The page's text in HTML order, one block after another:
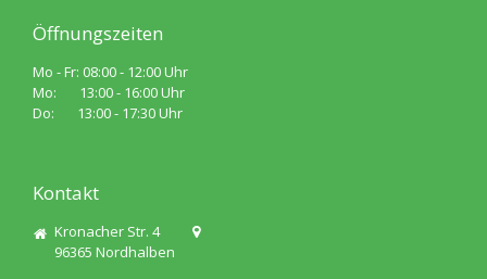
Öffnungszeiten
Mo - Fr: 08:00 - 12:00 Uhr
Mo: 13:00 - 16:00 Uhr
Do: 13:00 - 17:30 Uhr
Kontakt
Kronacher Str. 4
96365 Nordhalben